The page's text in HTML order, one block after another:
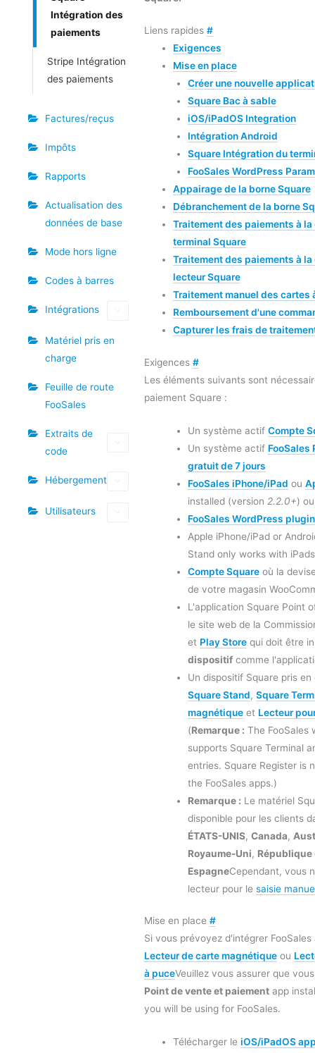
Intégration des
paiements
Stripe Intégration
des paiements
Factures/reçus
Impôts
Rapports
Actualisation des
données de base
Mode hors ligne
Codes à barres
Intégrations
Matériel pris en
charge
Feuille de route
FooSales
Extraits de
code
Hébergement
Utilisateurs
Liens rapides #
Exigences
Mise en place
Créer une nouvelle
Square Bac à sable
iOS/iPadOS Integration
Intégration Android
Square Intégration du
FooSales WordPress
Appairage de la borne Square
Débranchement de la borne
Traitement des paiements à
terminal Square
Traitement des paiements à
lecteur Square
Traitement manuel des cartes
Remboursement d'une
Capturer les frais de
Exigences #
Les éléments suivants sont
paiement Square :
Un système actif Compte
Un système actif FooSales
gratuit de 7 jours
FooSales iPhone/iPad ou
installed (version 2.2.0+)
FooSales WordPress plugin
Apple iPhone/iPad or
Stand only works with
Compte Squareoù la
de votre magasin
L'application Square Point
le site web de la
et Play Storequi doit être
dispositifcomme
Un dispositif Square pris
Square Stand, Square
magnétiqueet Lecteur
(Remarque : The FooSales
supports Square Terminal
entries. Square Register is
the FooSales apps.)
Remarque : Le matériel
disponible pour les clients
ÉTATS-UNIS, Canada,
Royaume-Uni, République
EspagneCependant, vous
lecteur pour le saisie
Mise en place #
Si vous prévoyez d'intégrer
Lecteur de carte magnétique ou
à puceVeuillez vous assurer que
Point de vente et paiement app
you will be using for FooSales.
Télécharger leiOS/iPadOS